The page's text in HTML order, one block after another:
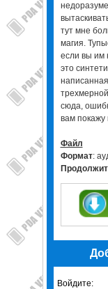
тут мне
магия.
если вы им
это
сюда,
вам
Файл
Формат:
Войдите: